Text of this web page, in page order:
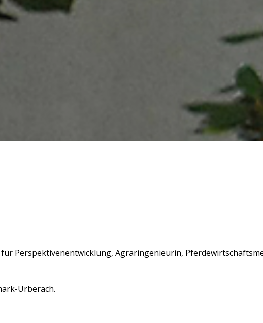
Perspektivenentwicklung, Agraringenieurin,
Urberach.